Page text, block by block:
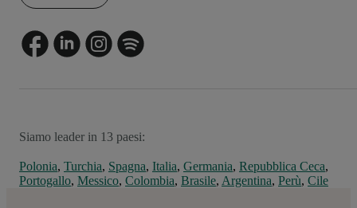
Siamo leader in 13 paesi:
Polonia, Turchia, Spagna, Italia, Germania, Repubblica Ceca,
Portogallo, Messico, Colombia, Brasile, Argentina, Perù, Cile